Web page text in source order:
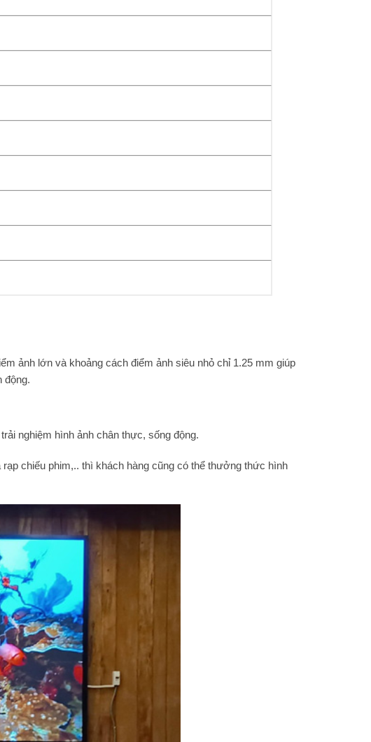
ảnh lớn và khoảng cách điểm ảnh siêu nhỏ chỉ 1.25 mm giúp
động.
nghiệm hình ảnh chân thực, sống động.
chiếu phim,.. thì khách hàng cũng có thể thưởng thức hình